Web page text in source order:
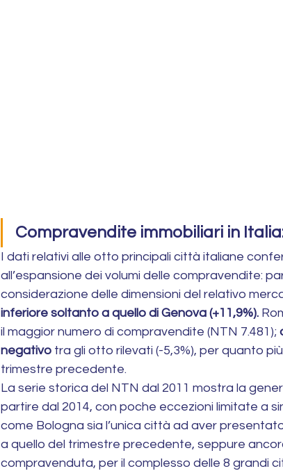
Compravendite immobiliari in
I dati relativi alle otto principali città italiane
all’espansione dei volumi delle compravendite:
considerazione delle dimensioni del relativo
inferiore soltanto a quello di Genova (+11,9%).
il maggior numero di compravendite (NTN 7.481);
negativo tra gli otto rilevati (-5,3%), per quanto
trimestre precedente.
La serie storica del NTN dal 2011 mostra la
partire dal 2014, con poche eccezioni limitate a
come Bologna sia l’unica città ad aver
a quello del trimestre precedente, seppure
compravenduta, per il complesso delle 8 grandi